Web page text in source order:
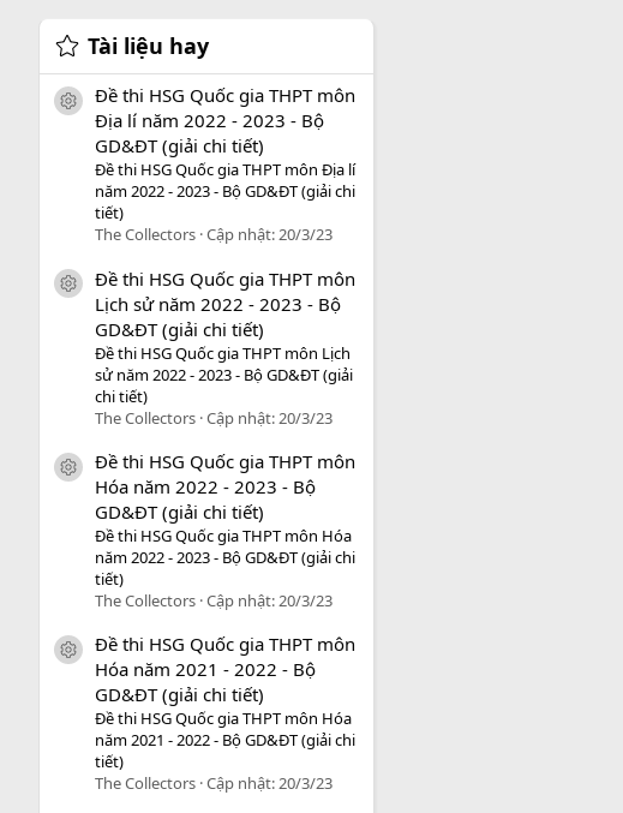
Tài liệu hay
icon tài liệu
Đề thi HSG Quốc gia THPT môn
Địa lí năm 2022 - 2023 - Bộ
GD&ĐT (giải chi tiết)
Đề thi HSG Quốc gia THPT môn Địa lí
năm 2022 - 2023 - Bộ GD&ĐT (giải chi
tiết)
The Collectors Cập nhật:20/3/23
icon tài liệu
Đề thi HSG Quốc gia THPT môn
Lịch sử năm 2022 - 2023 - Bộ
GD&ĐT (giải chi tiết)
Đề thi HSG Quốc gia THPT môn Lịch
sử năm 2022 - 2023 - Bộ GD&ĐT (giải
chi tiết)
The Collectors Cập nhật:20/3/23
icon tài liệu
Đề thi HSG Quốc gia THPT môn
Hóa năm 2022 - 2023 - Bộ
GD&ĐT (giải chi tiết)
Đề thi HSG Quốc gia THPT môn Hóa
năm 2022 - 2023 - Bộ GD&ĐT (giải chi
tiết)
The Collectors Cập nhật:20/3/23
icon tài liệu
Đề thi HSG Quốc gia THPT môn
Hóa năm 2021 - 2022 - Bộ
GD&ĐT (giải chi tiết)
Đề thi HSG Quốc gia THPT môn Hóa
năm 2021 - 2022 - Bộ GD&ĐT (giải chi
tiết)
The Collectors Cập nhật:20/3/23